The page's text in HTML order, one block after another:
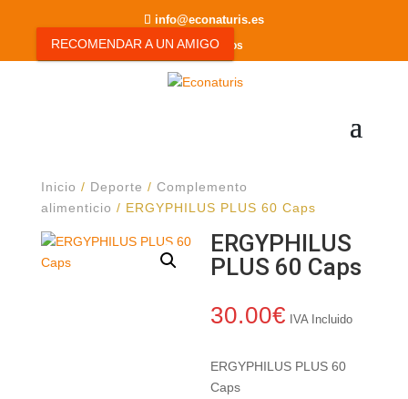
RECOMENDAR A UN AMIGO
info@econaturis.es
0 elementos
Inicio / Deporte / Complemento
alimenticio / ERGYPHILUS PLUS 60 Caps
ERGYPHILUS
PLUS 60 Caps
30.00€ IVA Incluido
ERGYPHILUS PLUS 60
Caps